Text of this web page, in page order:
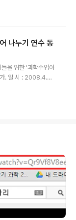
나누기 연수 동
을 위한 '과학수업아
가. 일 시 : 2008.4.2
학수업의 효과를 높